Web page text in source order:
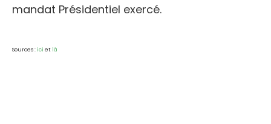
mandat Présidentiel exercé.
Sources :ici et là